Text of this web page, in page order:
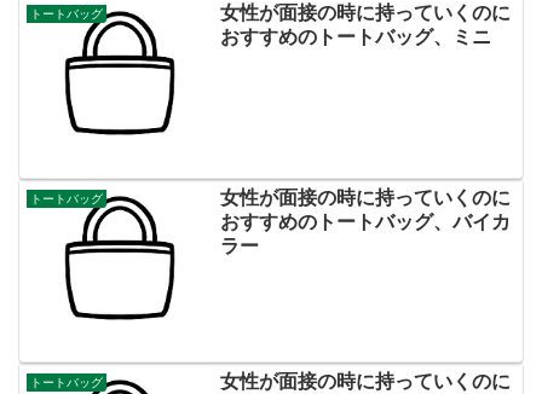
トートバッグ
女性が面接の時に持っていくのに
おすすめのトートバッグ、ミニ
トートバッグ
女性が面接の時に持っていくのに
おすすめのトートバッグ、バイカ
ラー
トートバッグ
女性が面接の時に持っていくのに